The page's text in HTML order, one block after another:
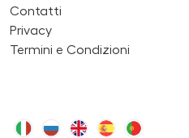
Contatti
Privacy
Termini e Condizioni